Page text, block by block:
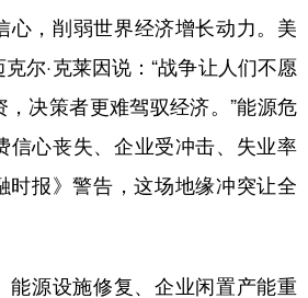
心，削弱世界经济增长动力。美
尔·克莱因说：“战争让人们不愿
决策者更难驾驭经济。”能源危
信心丧失、企业受冲击、失业率
报》警告，这场地缘冲突让全
源设施修复、企业闲置产能重